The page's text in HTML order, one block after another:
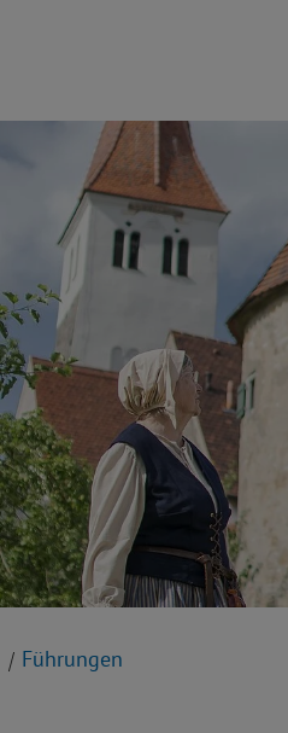
Führungen